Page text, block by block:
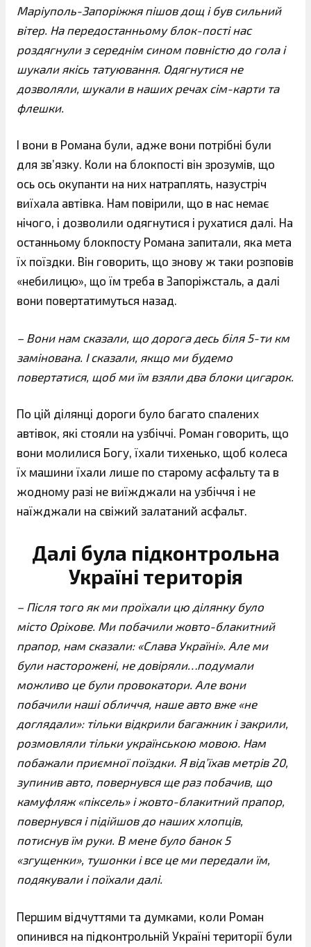
Маріуполь-Запоріжжя пішов дощ і був сильний
вітер. На передостанньому блок-пості нас
роздягнули з середнім сином повністю до гола і
шукали якісь татуювання. Одягнутися не
дозволяли, шукали в наших речах сім-карти та
флешки.
І вони в Романа були, адже вони потрібні були
для зв’язку. Коли на блокпості він зрозумів, що
ось ось окупанти на них натраплять, назустріч
виїхала автівка. Нам повірили, що в нас немає
нічого, і дозволили одягнутися і рухатися далі. На
останньому блокпосту Романа запитали, яка мета
їх поїздки. Він говорить, що знову ж таки розповів
«небилицю», що їм треба в Запоріжсталь, а далі
вони повертатимуться назад.
– Вони нам сказали, що дорога десь біля 5-ти км
замінована. І сказали, якщо ми будемо
повертатися, щоб ми їм взяли два блоки цигарок.
По цій ділянці дороги було багато спалених
автівок, які стояли на узбіччі. Роман говорить, що
вони молилися Богу, їхали тихенько, щоб колеса
їх машини їхали лише по старому асфальту та в
жодному разі не виїжджали на узбіччя і не
наїжджали на свіжий залатаний асфальт.
Далі була підконтрольна
Україні територія
– Після того як ми проїхали цю ділянку було
місто Оріхове. Ми побачили жовто-блакитний
прапор, нам сказали: «Слава Україні». Але ми
були насторожені, не довіряли…подумали
можливо це були провокатори. Але вони
побачили наші обличчя, наше авто вже «не
доглядали»: тільки відкрили багажник і закрили,
розмовляли тільки українською мовою. Нам
побажали приємної поїздки. Я від’їхав метрів 20,
зупинив авто, повернувся ще раз побачив, що
камуфляж «піксель» і жовто-блакитний прапор,
повернувся і підійшов до наших хлопців,
потиснув їм руки. В мене було банок 5
«згущенки», тушонки і все це ми передали їм,
подякували і поїхали далі.
Першим відчуттями та думками, коли Роман
опинився на підконтрольній Україні території були